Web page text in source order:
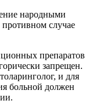
народными
противном случае
препаратов
запрещен.
и для
больной должен